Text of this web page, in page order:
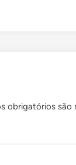
obrigatórios são